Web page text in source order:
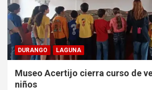
DURANGO LAGUNA
Museo Acertijo cierra curso de
niños